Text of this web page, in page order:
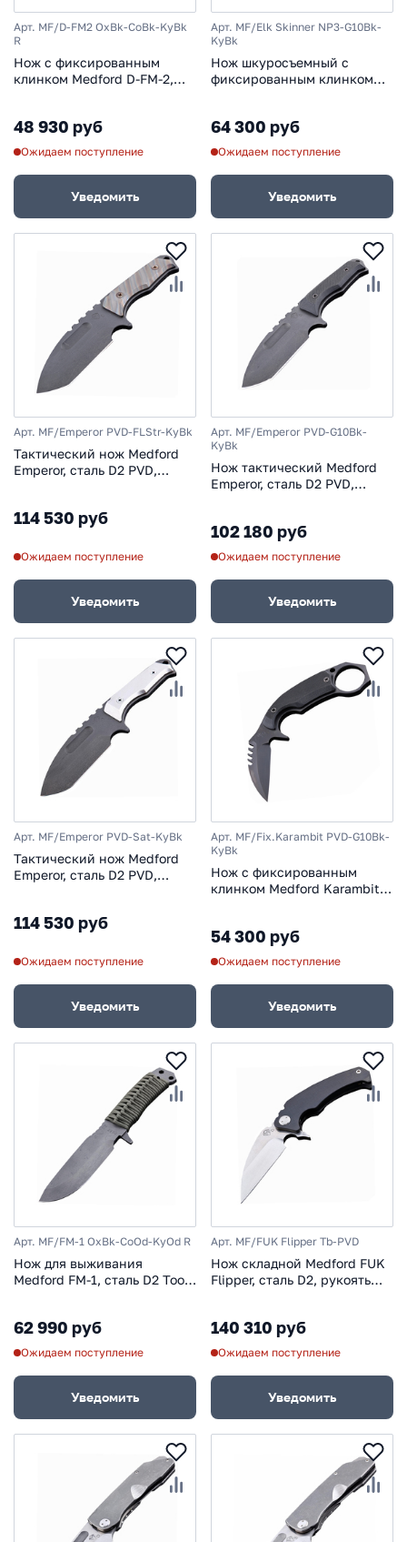
Арт. MF/D-FM2 OxBk-CoBk-KyBk
R
Нож с фиксированным
клинком Medford D-FM-2,
48 930 руб
Ожидаем поступление
Уведомить
Арт. MF/Elk Skinner NP3-G10Bk-
KyBk
Нож шкуросъемный с
фиксированным клинком
стеклотекстолит G-10
64 300 руб
Ожидаем поступление
Уведомить
Арт. MF/Emperor PVD-FLStr-KyBk
Тактический нож Medford
Emperor, сталь D2 PVD,
114 530 руб
Ожидаем поступление
Уведомить
Арт. MF/Emperor PVD-G10Bk-
KyBk
Нож тактический Medford
Emperor, сталь D2 PVD,
102 180 руб
Ожидаем поступление
Уведомить
Арт. MF/Emperor PVD-Sat-KyBk
Тактический нож Medford
Emperor, сталь D2 PVD,
114 530 руб
Ожидаем поступление
Уведомить
Арт. MF/Fix.Karambit PVD-G10Bk-
KyBk
Нож с фиксированным
клинком Medford Karambit
чёрный
54 300 руб
Ожидаем поступление
Уведомить
Арт. MF/FM-1 OxBk-CoOd-KyOd R
Нож для выживания
Medford FM-1, сталь D2 Tool
62 990 руб
Ожидаем поступление
Уведомить
Арт. MF/FUK Flipper Tb-PVD
Нож складной Medford FUK
Flipper, сталь D2, рукоять
140 310 руб
Ожидаем поступление
Уведомить